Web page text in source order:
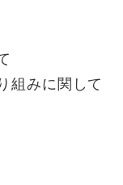
組みに関して